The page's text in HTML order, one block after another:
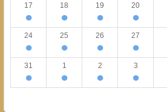
17
●
18
●
19
●
20
●
24
●
25
●
26
●
27
●
31
●
1
●
2
●
3
●